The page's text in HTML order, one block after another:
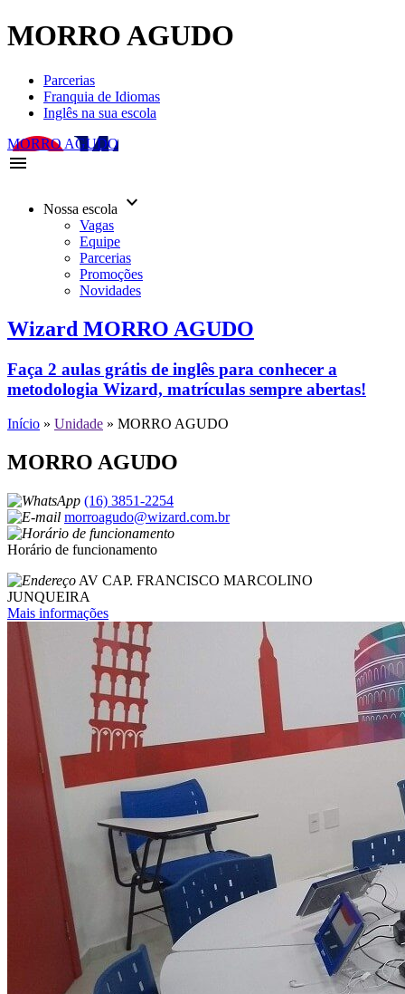
MORRO AGUDO
Parcerias
Franquia de Idiomas
Inglês na sua escola
MORRO AGUDO
menu
Nossa escola keyboard_arrow_down
Vagas
Equipe
Parcerias
Promoções
Novidades
Wizard MORRO AGUDO
Faça 2 aulas grátis de inglês para conhecer a
metodologia Wizard, matrículas sempre abertas!
Início » Unidade » MORRO AGUDO
MORRO AGUDO
(16) 3851-2254
morroagudo@wizard.com.br
Horário de funcionamento
AV CAP. FRANCISCO MARCOLINO
JUNQUEIRA
Mais informações